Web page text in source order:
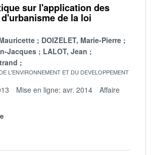
sur l'application des
de la loi
DOIZELET, Marie-Pierre
Jacques
LALOT, Jean
L'ENVIRONNEMENT ET DU DEVELOPPEMENT
Mise en ligne: avr. 2014
Affaire